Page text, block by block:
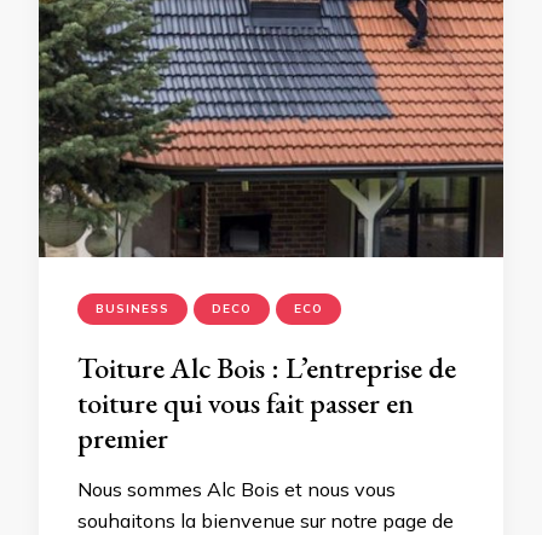
BUSINESS DECO ECO
Toiture Alc Bois : L’entreprise de
toiture qui vous fait passer en
premier
Nous sommes Alc Bois et nous vous
souhaitons la bienvenue sur notre page de